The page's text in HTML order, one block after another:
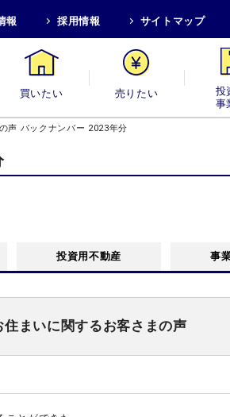
報 採用情報 サイトマップ
買いたい 売りたい 投資用
声 バックナンバー 2023年分
投資用不動産 事
住まいに関するお客さまの声